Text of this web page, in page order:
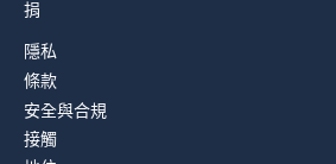
捐
隱私
條款
安全與合規
接觸